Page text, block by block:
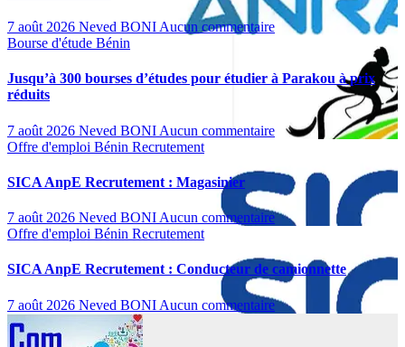
7 août 2026 Neved BONI Aucun commentaire
Bourse d'étude Bénin
Jusqu’à 300 bourses d’études pour étudier à Parakou à prix
réduits
7 août 2026 Neved BONI Aucun commentaire
Offre d'emploi Bénin Recrutement
SICA AnpE Recrutement : Magasinier
7 août 2026 Neved BONI Aucun commentaire
Offre d'emploi Bénin Recrutement
SICA AnpE Recrutement : Conducteur de camionnette
7 août 2026 Neved BONI Aucun commentaire